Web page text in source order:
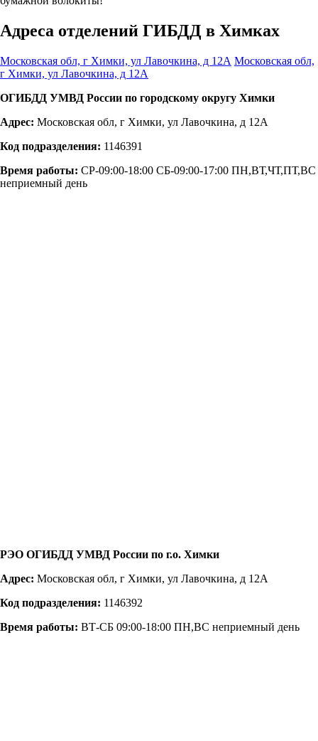
Адреса отделений ГИБДД в Химках
Московская обл, г Химки, ул Лавочкина, д 12А Московская обл,
г Химки, ул Лавочкина, д 12А
ОГИБДД УМВД России по городскому округу Химки
Адрес: Московская обл, г Химки, ул Лавочкина, д 12А
Код подразделения: 1146391
Время работы: СР-09:00-18:00 СБ-09:00-17:00 ПН,ВТ,ЧТ,ПТ,ВС
неприемный день
РЭО ОГИБДД УМВД России по г.о. Химки
Адрес: Московская обл, г Химки, ул Лавочкина, д 12А
Код подразделения: 1146392
Время работы: ВТ-СБ 09:00-18:00 ПН,ВС неприемный день